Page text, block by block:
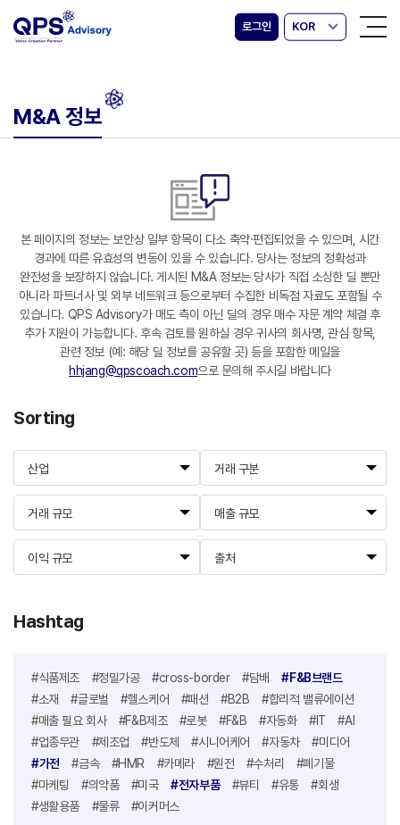
로그인 KOR
M&A 정보
본 페이지의 정보는 보안상 일부 항목이 다소 축약·편집되었을 수 있으며, 시간
경과에 따른 유효성의 변동이 있을 수 있습니다. 당사는 정보의 정확성과
완전성을 보장하지 않습니다. 게시된 M&A 정보는 당사가 직접 소싱한 딜 뿐만
아니라 파트너사 및 외부 네트워크 등으로부터 수집한 비독점 자료도 포함될 수
있습니다. QPS Advisory가 매도 측이 아닌 딜의 경우 매수 자문 계약 체결 후
추가 지원이 가능합니다. 후속 검토를 원하실 경우 귀사의 회사명, 관심 항목,
관련 정보 (예: 해당 딜 정보를 공유할 곳) 등을 포함한 메일을
hhjang@qpscoach.com으로 문의해 주시길 바랍니다
Sorting
산업 거래 구분
거래 규모 매출 규모
이익 규모 출처
Hashtag
#식품제조 #정밀가공 #cross-border #담배
#F&B브랜드
#소재
#글로벌 #헬스케어 #패션 #B2B
#합리적 밸류에이션
#매출 필요 회사
#F&B제조 #로봇 #F&B #자동화 #IT
#AI
#업종무관
#제조업 #반도체 #시니어케어 #자동차
#미디어
#가전
#금속 #HMR #카메라 #원전 #수처리
#폐기물
#마케팅
#의약품 #미국 #전자부품 #뷰티 #유통
#회생
#생활용품
#물류 #이커머스